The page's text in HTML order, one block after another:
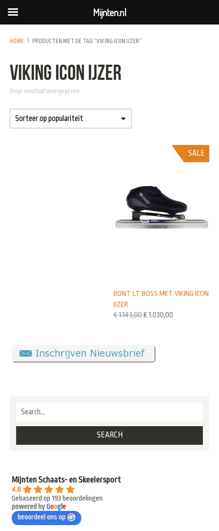
HOME \ PRODUCTEN MET DE TAG “VIKING ICON IJZER”
viking icon ijzer
Enige resultaat weergegeven
SALE
BONT LT BOSS MET VIKING ICON
IJZER
€1.143,00€ 1.030,00
Mijnten Schaats- en Skeelersport
4.8
Gebaseerd op 193 beoordelingen
powered byGooge
beoordeel ons op
Mijnten.nl